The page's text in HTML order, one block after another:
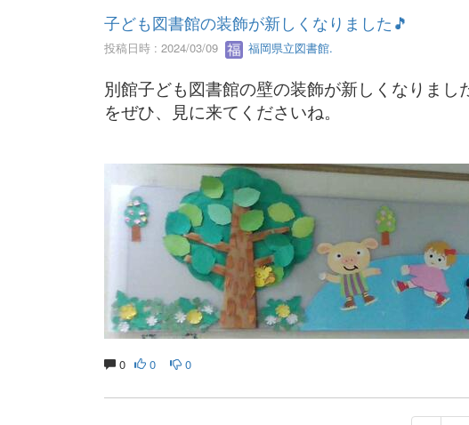
子ども図書館の装飾が新しくなりました🎵
投稿日時 : 2024/03/09 福岡県立図書館.
別館子ども図書館の壁の装飾が新しくなりま
をぜひ、見に来てくださいね。
0 0 0